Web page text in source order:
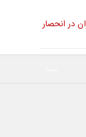
در انحصار